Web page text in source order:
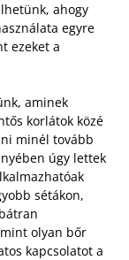
ahogy
egyre
ezeket a
aminek
korlátok közé
minél tovább
úgy lettek
sétákon,
olyan bőr
kapcsolatot a